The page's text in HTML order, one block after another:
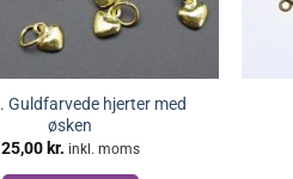
Guldfarvede hjerter med
øsken
25,00 kr. inkl. moms